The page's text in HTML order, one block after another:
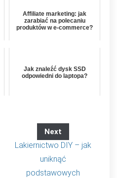
Affiliate marketing: jak
zarabiać na polecaniu
produktów w e-commerce?
Jak znaleźć dysk SSD
odpowiedni do laptopa?
Next
Lakiernictwo DIY – jak
uniknąć
podstawowych